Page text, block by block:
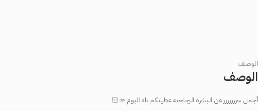
الوصف
الوصف
أجمل سررررررر عن البشرة الزجاجيه عطيتكم ياه اليوم 🫴🏻